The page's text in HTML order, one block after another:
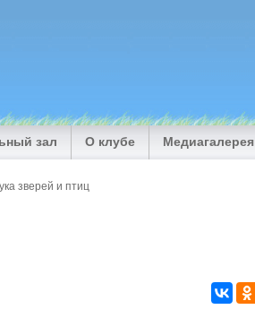
зал О клубе Медиагалерея
зверей и птиц